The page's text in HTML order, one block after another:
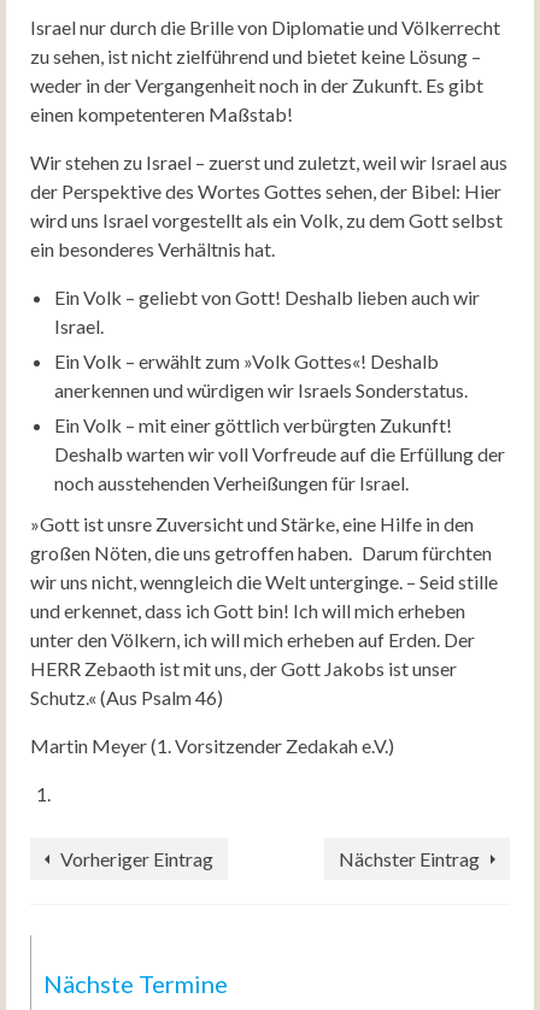
Israel nur durch die Brille von Diplomatie und Völkerrecht
zu sehen, ist nicht zielführend und bietet keine Lösung –
weder in der Vergangenheit noch in der Zukunft. Es gibt
einen kompetenteren Maßstab!
Wir stehen zu Israel – zuerst und zuletzt, weil wir Israel aus
der Perspektive des Wortes Gottes sehen, der Bibel: Hier
wird uns Israel vorgestellt als ein Volk, zu dem Gott selbst
ein besonderes Verhältnis hat.
Ein Volk – geliebt von Gott! Deshalb lieben auch wir
Israel.
Ein Volk – erwählt zum »Volk Gottes«! Deshalb
anerkennen und würdigen wir Israels Sonderstatus.
Ein Volk – mit einer göttlich verbürgten Zukunft!
Deshalb warten wir voll Vorfreude auf die Erfüllung der
noch ausstehenden Verheißungen für Israel.
»Gott ist unsre Zuversicht und Stärke, eine Hilfe in den
großen Nöten, die uns getroffen haben. Darum fürchten
wir uns nicht, wenngleich die Welt unterginge. – Seid stille
und erkennet, dass ich Gott bin! Ich will mich erheben
unter den Völkern, ich will mich erheben auf Erden. Der
HERR Zebaoth ist mit uns, der Gott Jakobs ist unser
Schutz.« (Aus Psalm 46)
Martin Meyer (1. Vorsitzender Zedakah e.V.)
Vorheriger Eintrag Nächster Eintrag
Nächste Termine